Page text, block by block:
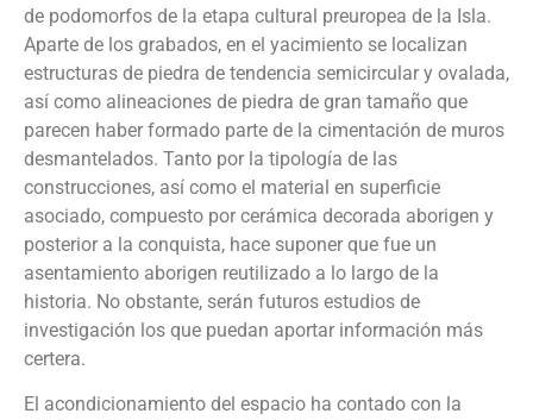
de podomorfos de la etapa cultural preuropea de la Isla.
Aparte de los grabados, en el yacimiento se localizan
estructuras de piedra de tendencia semicircular y ovalada,
así como alineaciones de piedra de gran tamaño que
parecen haber formado parte de la cimentación de muros
desmantelados. Tanto por la tipología de las
construcciones, así como el material en superficie
asociado, compuesto por cerámica decorada aborigen y
posterior a la conquista, hace suponer que fue un
asentamiento aborigen reutilizado a lo largo de la
historia. No obstante, serán futuros estudios de
investigación los que puedan aportar información más
certera.
El acondicionamiento del espacio ha contado con la